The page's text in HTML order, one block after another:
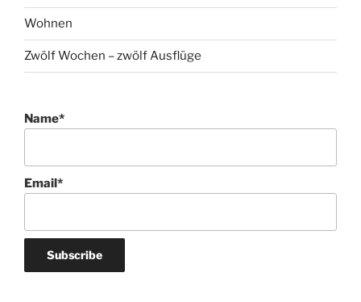
Wohnen
Zwölf Wochen – zwölf Ausflüge
Name*
Email*